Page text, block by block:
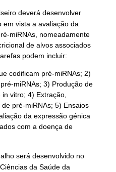
deverá desenvolver
em vista a avaliação da
miRNAs, nomeadamente
de alvos associados
podem incluir:
codificam pré-miRNAs; 2)
miRNAs; 3) Produção de
vitro; 4) Extração,
pré-miRNAs; 5) Ensaios
da expressão génica
com a doença de
será desenvolvido no
da Saúde da